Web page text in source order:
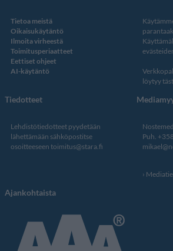
Tietoa meistä
Oikaisukäytäntö
Ilmoita virheestä
Toimitusperiaatteet
Eettiset ohjeet
AI-käytäntö
löytyy
Tiedotteet
Lehdistötiedotteet pyydetään
lähettämään sähköpostitse
osoitteeseen toimitus@stara.fi
Puh.
Ajankohtaista